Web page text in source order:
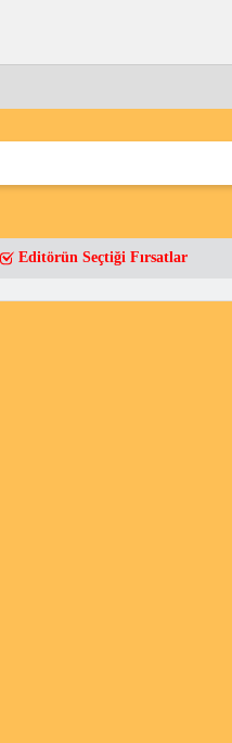
Editörün Seçtiği Fırsatlar